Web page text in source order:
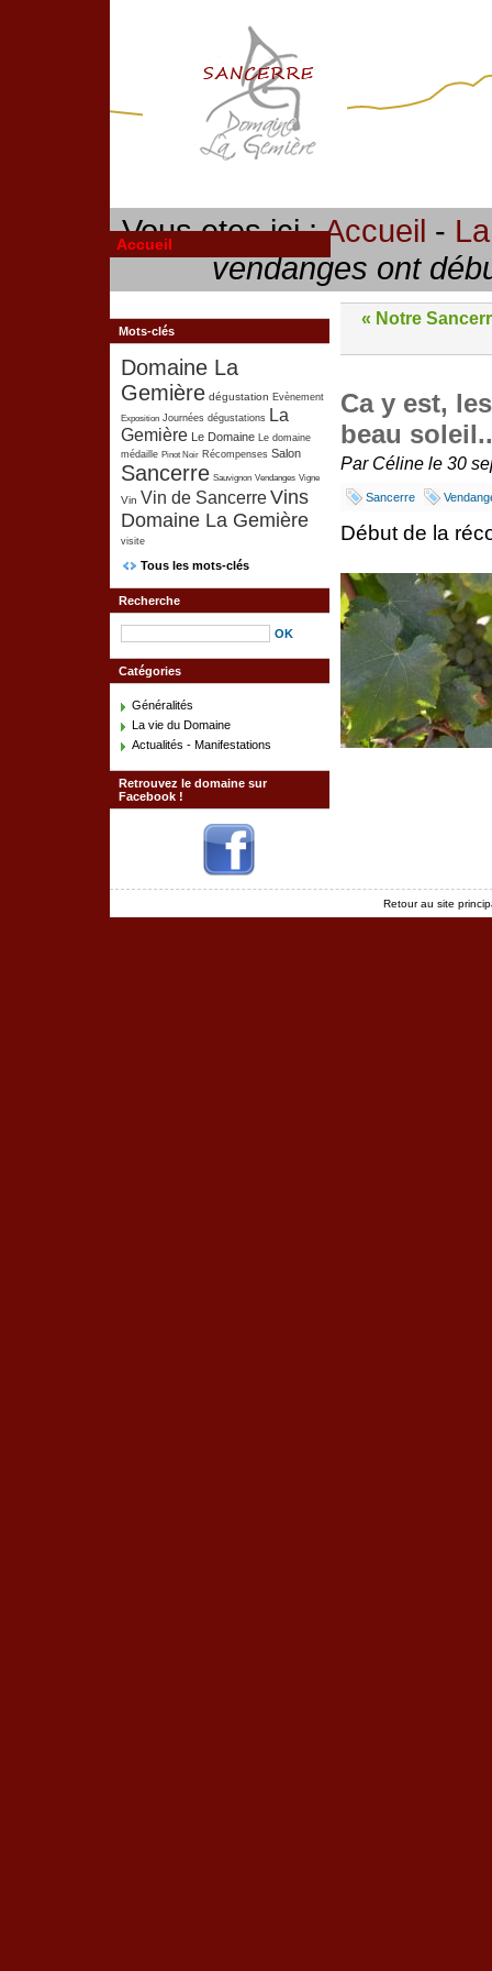
Vous etes ici :Accueil -
vendanges ont
Accueil
« Notre
Ca y est,
beau
Par Céline le 30
Sancerre
Début de la
Mots-clés
Domaine La
Gemière dégustation Evènement
Exposition Journées dégustations La
Gemière Le Domaine Le domaine
médaille Pinot Noir Récompenses Salon
Sancerre Sauvignon Vendanges Vigne
Vin Vin de SancerreVins
Domaine La Gemière
visite
Tous les mots-clés
Recherche
Catégories
Généralités
La vie du Domaine
Actualités - Manifestations
Retrouvez le domaine sur
Facebook !
Retour au site